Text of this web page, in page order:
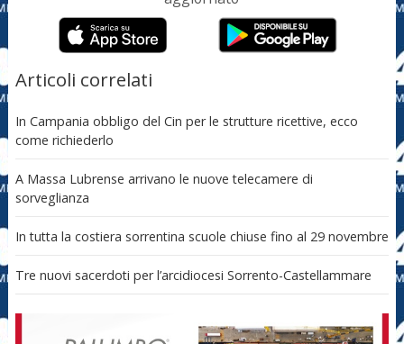
Articoli correlati
In Campania obbligo del Cin per le strutture ricettive, ecco
come richiederlo
A Massa Lubrense arrivano le nuove telecamere di
sorveglianza
In tutta la costiera sorrentina scuole chiuse fino al 29 novembre
Tre nuovi sacerdoti per l’arcidiocesi Sorrento-Castellammare